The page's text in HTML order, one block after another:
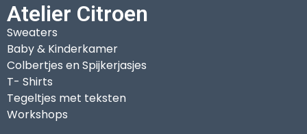
Atelier Citroen
Sweaters
Baby & Kinderkamer
Colbertjes en Spijkerjasjes
T- Shirts
Tegeltjes met teksten
Workshops